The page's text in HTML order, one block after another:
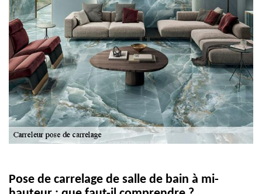
Pose de carrelage de salle de bain à mi-